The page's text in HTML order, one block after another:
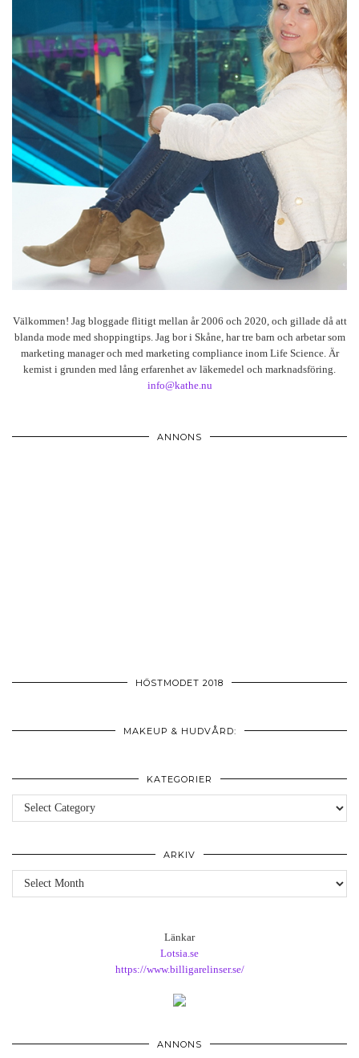
Välkommen! Jag bloggade flitigt mellan år 2006 och 2020, och gillade då att
blanda mode med shoppingtips. Jag bor i Skåne, har tre barn och arbetar som
marketing manager och med marketing compliance inom Life Science. Är
kemist i grunden med lång erfarenhet av läkemedel och marknadsföring.
info@kathe.nu
ANNONS
HÖSTMODET 2018
MAKEUP & HUDVÅRD:
KATEGORIER
Kategorier
ARKIV
Arkiv
Länkar
Lotsia.se
https://www.billigarelinser.se/
ANNONS